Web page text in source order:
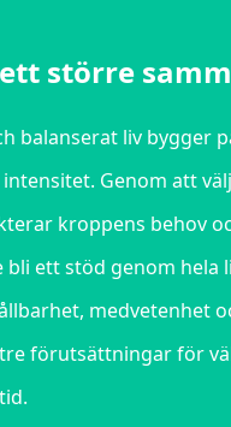
större
balanserat liv bygger
Genom att
kroppens behov
bli ett stöd genom hela
medvetenhet
förutsättningar för